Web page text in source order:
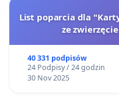
List poparcia dla
ze
40 331 podpisów
24 Podpisy / 24 godzin
30 Nov 2025